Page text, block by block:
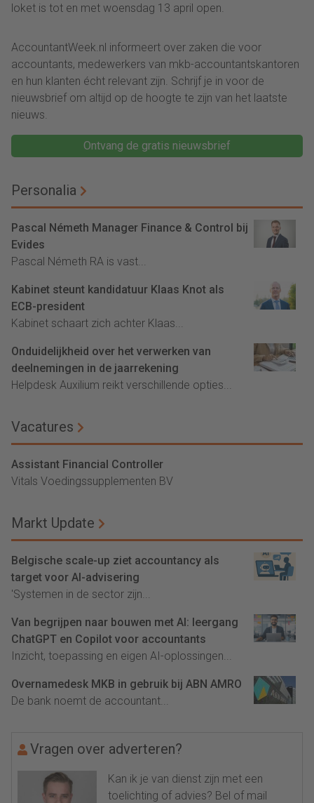
loket is tot en met woensdag 13 april open.
AccountantWeek.nl informeert over zaken die voor
accountants, medewerkers van mkb-accountantskantoren
en hun klanten écht relevant zijn. Schrijf je in voor de
nieuwsbrief om altijd op de hoogte te zijn van het laatste
nieuws.
Ontvang de gratis nieuwsbrief
Personalia
Pascal Németh Manager Finance & Control bij
Evides
Pascal Németh RA is vast...
Kabinet steunt kandidatuur Klaas Knot als
ECB-president
Kabinet schaart zich achter Klaas...
Onduidelijkheid over het verwerken van
deelnemingen in de jaarrekening
Helpdesk Auxilium reikt verschillende opties...
Vacatures
Assistant Financial Controller
Vitals Voedingssupplementen BV
Markt Update
Belgische scale-up ziet accountancy als
target voor AI-advisering
'Systemen in de sector zijn...
Van begrijpen naar bouwen met AI: leergang
ChatGPT en Copilot voor accountants
Inzicht, toepassing en eigen AI-oplossingen...
Overnamedesk MKB in gebruik bij ABN AMRO
De bank noemt de accountant...
Vragen over adverteren?
Kan ik je van dienst zijn met een
toelichting of advies? Bel of mail